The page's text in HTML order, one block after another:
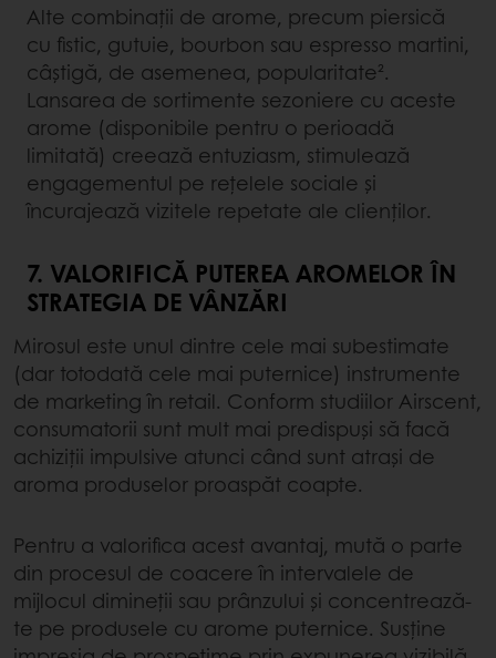
Alte combinații de arome, precum piersică
cu fistic, gutuie, bourbon sau espresso martini,
câștigă, de asemenea, popularitate².
Lansarea de sortimente sezoniere cu aceste
arome (disponibile pentru o perioadă
limitată) creează entuziasm, stimulează
engagementul pe rețelele sociale și
încurajează vizitele repetate ale clienților.
7. VALORIFICĂ PUTEREA AROMELOR ÎN
STRATEGIA DE VÂNZĂRI
Mirosul este unul dintre cele mai subestimate
(dar totodată cele mai puternice) instrumente
de marketing în retail. Conform studiilor Airscent,
consumatorii sunt mult mai predispuși să facă
achiziții impulsive atunci când sunt atrași de
aroma produselor proaspăt coapte.
Pentru a valorifica acest avantaj, mută o parte
din procesul de coacere în intervalele de
mijlocul dimineții sau prânzului și concentrează-
te pe produsele cu arome puternice. Susține